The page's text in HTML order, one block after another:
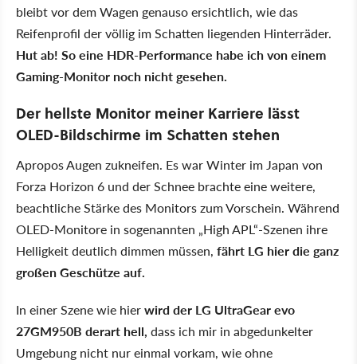
bleibt vor dem Wagen genauso ersichtlich, wie das
Reifenprofil der völlig im Schatten liegenden Hinterräder.
Hut ab! So eine HDR-Performance habe ich von einem
Gaming-Monitor noch nicht gesehen.
Der hellste Monitor meiner Karriere lässt
OLED-Bildschirme im Schatten stehen
Apropos Augen zukneifen. Es war Winter im Japan von
Forza Horizon 6 und der Schnee brachte eine weitere,
beachtliche Stärke des Monitors zum Vorschein. Während
OLED-Monitore in sogenannten „High APL“-Szenen ihre
Helligkeit deutlich dimmen müssen, fährt LG hier die ganz
großen Geschütze auf.
In einer Szene wie hierwird der LG UltraGear evo
27GM950B derart hell, dass ich mir in abgedunkelter
Umgebung nicht nur einmal vorkam, wie ohne